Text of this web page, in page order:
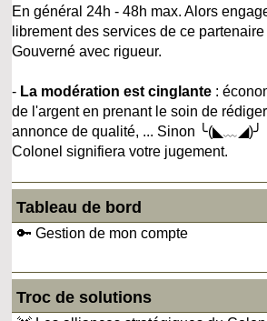
En général 24h - 48h max. Alors
librement des services de ce
Gouverné avec rigueur.
- La modération est cinglante :
de l'argent en prenant le soin de
annonce de qualité, ... Sinon ╰(◣﹏◢)╯
Colonel signifiera votre jugement.
Tableau de bord
🔑 Gestion de mon compte
Troc de solutions